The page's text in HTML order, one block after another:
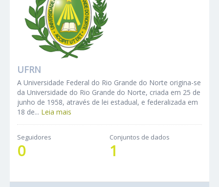
UFRN
A Universidade Federal do Rio Grande do Norte origina-se
da Universidade do Rio Grande do Norte, criada em 25 de
junho de 1958, através de lei estadual, e federalizada em
18 de... Leia mais
Seguidores
0
Conjuntos de dados
1